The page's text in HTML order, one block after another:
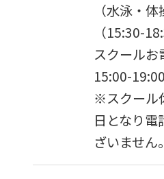
（水泳・
（15:30-
スクールお
15:00-19:00
※スクール
日となり
ざいません。